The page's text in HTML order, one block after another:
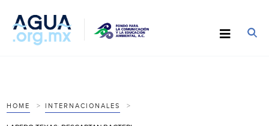
HOME INTERNACIONALES